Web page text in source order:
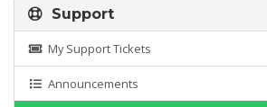
Support
My Support Tickets
Announcements